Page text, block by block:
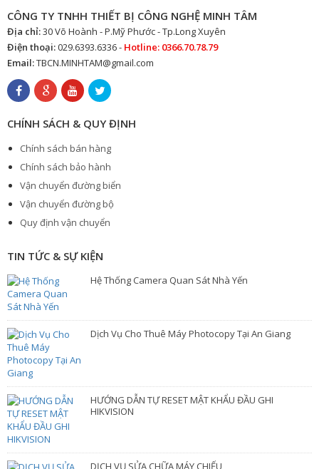
CÔNG TY TNHH THIẾT BỊ CÔNG NGHỆ MINH TÂM
Địa chỉ:30 Võ Hoành - P.Mỹ Phước - Tp.Long Xuyên
Điện thoại:029.6393.6336 - Hotline: 0366.70.78.79
Email:TBCN.MINHTAM@gmail.com
CHÍNH SÁCH & QUY ĐỊNH
Chính sách bán hàng
Chính sách bảo hành
Vận chuyển đường biển
Vận chuyển đường bộ
Quy định vận chuyển
TIN TỨC & SỰ KIỆN
Hệ Thống Camera Quan Sát Nhà Yến
Dịch Vụ Cho Thuê Máy Photocopy Tại An Giang
HƯỚNG DẪN TỰ RESET MẬT KHẨU ĐẦU GHI
HIKVISION
DỊCH VỤ SỬA CHỮA MÁY CHIẾU